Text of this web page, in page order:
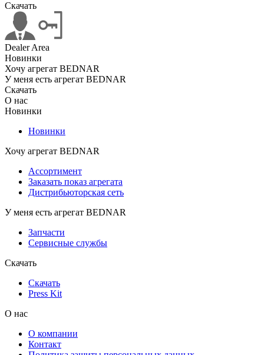
Скачать
Dealer Area
Новинки
Хочу агрегат BEDNAR
У меня есть агрегат BEDNAR
Скачать
О нас
Новинки
Новинки
Хочу агрегат BEDNAR
Ассортимент
Заказать показ агрегата
Дистрибьюторская сеть
У меня есть агрегат BEDNAR
Запчасти
Сервисные службы
Скачать
Скачать
Press Kit
О нас
О компании
Контакт